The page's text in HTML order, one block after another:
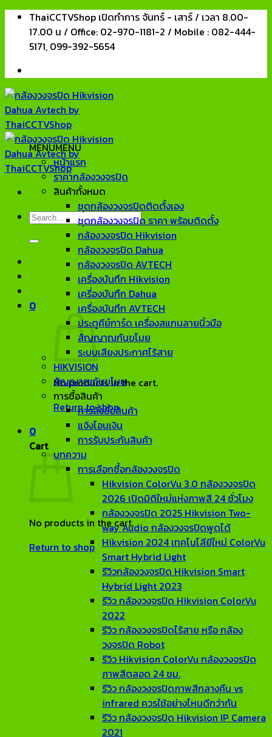
Skip
content
ThaiCCTVShop เปิดทำการ จันทร์ - เสาร์ / เวลา 8.00-
17.00 น / Office: 02-970-1181-2 / Mobile : 082-444-
5171, 099-392-5654
Search
0
No products in the cart.
Return to shop
0
Cart
No products in the cart.
Return to shop
MENUMENU
หน้าแรก
ราคากล้องวงจรปิด
สินค้าทั้งหมด
ชุดกล้องวงจรปิดติดตั้งเอง
ชุดกล้องวงจรปิด ราคา พร้อมติดตั้ง
กล้องวงจรปิด Hikvision
กล้องวงจรปิด Dahua
กล้องวงจรปิด AVTECH
เครื่องบันทึก Hikvision
เครื่องบันทึก Dahua
เครื่องบันทึก AVTECH
ประตูคีย์การ์ด เครื่องสแกนลายนิ้วมือ
สัญญาณกันขโมย
ระบบเสียงประกาศไร้สาย
HIKVISION
สัญญาณกันขโมย
การซื้อสินค้า
การสั่งซื้อสินค้า
แจ้งโอนเงิน
การรับประกันสินค้า
บทความ
การเลือกซื้อกล้องวงจรปิด
Hikvision ColorVu 3.0 กล้องวงจรปิด
2026 เปิดมิติใหม่แห่งภาพสี 24 ชั่วโมง
กล้องวงจรปิด 2025 Hikvision Two-
way Audio กล้องวงจรปิดพูดได้
Hikvision 2024 เทคโนโลียีใหม่ ColorVu
Smart Hybrid Light
รีวิวกล้องวงจรปิด Hikvision Smart
Hybrid Light 2023
รีวิว กล้องวงจรปิด Hikvision ColorVu
2022
รีวิว กล้องวงจรปิดไร้สาย หรือ กล้อง
วงจรปิด Robot
รีวิว Hikvision ColorVu กล้องวงจรปิด
ภาพสีตลอด 24 ชม.
รีวิว กล้องวงจรปิดภาพสีกลางคืน vs
infrared ควรใช้อย่างไหนดีกว่ากัน
รีวิว กล้องวงจรปิด Hikvision IP Camera
2021